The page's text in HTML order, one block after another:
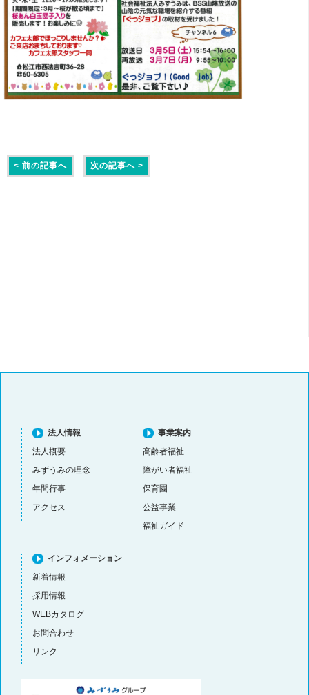
< 前の記事へ 次の記事へ >
法人情報
法人概要
みずうみの理念
年間行事
アクセス
事業案内
高齢者福祉
障がい者福祉
保育園
公益事業
福祉ガイド
インフォメーション
新着情報
採用情報
WEBカタログ
お問合わせ
リンク